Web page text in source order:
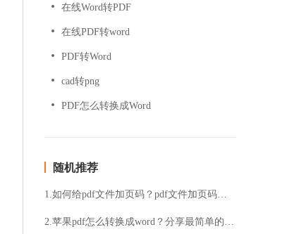
在线Word转PDF
在线PDF转word
PDF转Word
cad转png
PDF怎么转换成Word
随机推荐
1.如何给pdf文件加页码？pdf文件加页码的具体步骤
2.苹果pdf怎么转换成word？分享最简单的方法